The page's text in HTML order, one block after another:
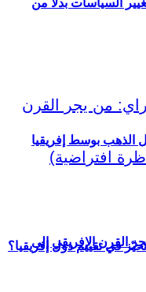
القرن الإفريقي إلى
السياسات بدلاً من
الذهب بوسط إفريقيا
في تقييم دول إفريقيا؟